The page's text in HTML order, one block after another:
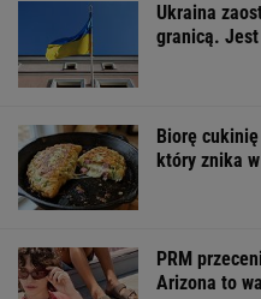
Ukraina
granicą.
Biorę
który znika
PRM
Arizona to